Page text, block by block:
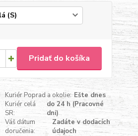
Pridať do košíka
Kuriér Poprad a okolie: Ešte dnes
Kuriér celá
SR:
do 24 h (Pracovné
dni)
Váš dátum
doručenia:
Zadáte v dodacích
údajoch